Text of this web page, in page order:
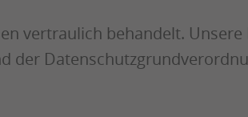
vertraulich behandelt.
der